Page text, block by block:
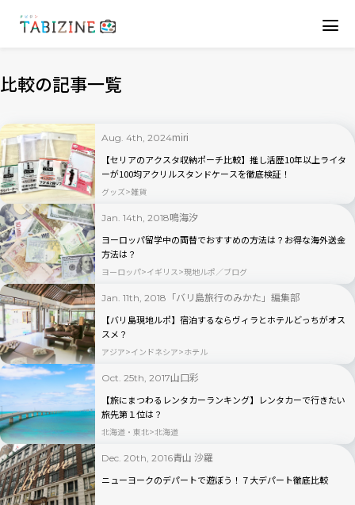
比較の記事一覧
Aug. 4th, 2024miri
【セリアのアクスタ収納ポーチ比較】推し活歴10年以上ライタ
ーが100均アクリルスタンドケースを徹底検証！
グッズ 雑貨
Jan. 14th, 2018鳴海汐
ヨーロッパ留学中の両替でおすすめの方法は？お得な海外送金
方法は？
ヨーロッパ イギリス 現地ルポ／ブログ
Jan. 11th, 2018 「バリ島旅行のみかた」編集部
【バリ島現地ルポ】宿泊するならヴィラとホテルどっちがオス
スメ？
アジア インドネシア ホテル
Oct. 25th, 2017山口彩
【旅にまつわるレンタカーランキング】レンタカーで行きたい
旅先第１位は？
北海道・東北 北海道
Dec. 20th, 2016青山 沙羅
ニューヨークのデパートで遊ぼう！７大デパート徹底比較